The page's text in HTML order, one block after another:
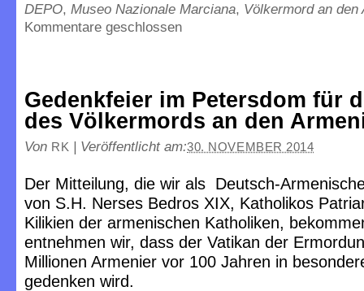
DEPO, Museo Nazionale Marciana, Völkermord an den
Kommentare geschlossen
Gedenkfeier im Petersdom für
des Völkermords an den
Von RK | Veröffentlicht am:30. NOVEMBER 2014
Der Mitteilung, die wir als Deutsch-
von S.H. Nerses Bedros XIX, Katholikos
Kilikien der armenischen Katholiken,
entnehmen wir, dass der Vatikan der
Millionen Armenier vor 100 Jahren in
gedenken wird.